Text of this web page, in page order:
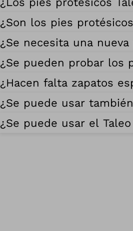
¿Son los pies
¿Se necesita una
¿Se pueden probar los
¿Hacen falta zapatos
¿Se puede usar
¿Se puede usar el